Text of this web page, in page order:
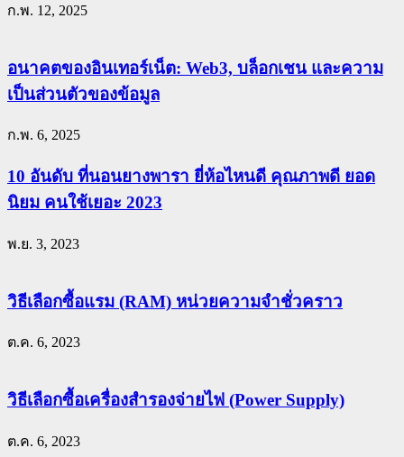
ก.พ. 12, 2025
อนาคตของอินเทอร์เน็ต: Web3, บล็อกเชน และความ
เป็นส่วนตัวของข้อมูล
ก.พ. 6, 2025
10 อันดับ ที่นอนยางพารา ยี่ห้อไหนดี คุณภาพดี ยอด
นิยม คนใช้เยอะ 2023
พ.ย. 3, 2023
วิธีเลือกซื้อแรม (RAM) หน่วยความจำชั่วคราว
ต.ค. 6, 2023
วิธีเลือกซื้อเครื่องสำรองจ่ายไฟ (Power Supply)
ต.ค. 6, 2023